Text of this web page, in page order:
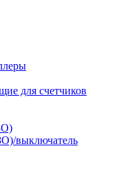
для счетчиков
выключатель